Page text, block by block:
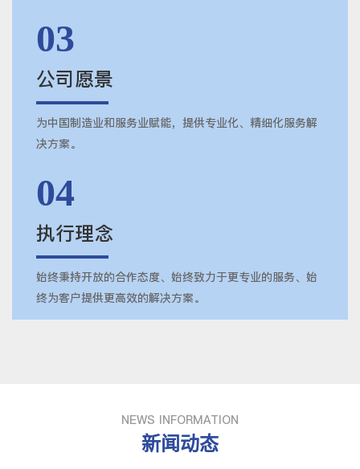
03
公司愿景
为中国制造业和服务业赋能，提供专业化、精细化服务解
决方案。
04
执行理念
始终秉持开放的合作态度、始终致力于更专业的服务、始
终为客户提供更高效的解决方案。
NEWS INFORMATION
新闻动态